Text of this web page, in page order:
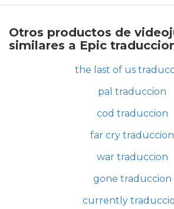
Otros productos de
similares a Epic
the last of us
pal traduccion
cod traduccion
far cry traduccion
war traduccion
gone traduccion
currently